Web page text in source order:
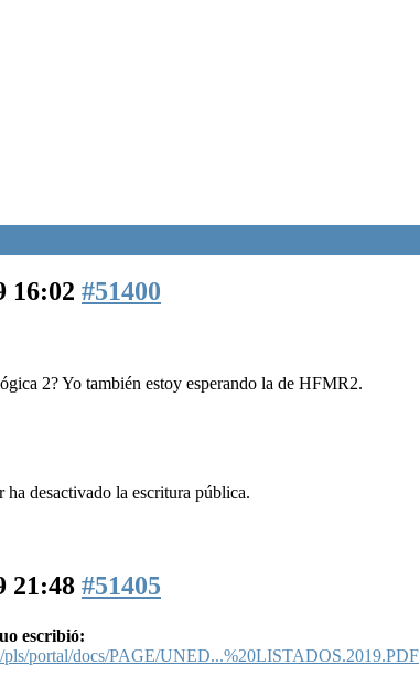
16:02 #51400
2? Yo también estoy esperando la de HFMR2.
ha desactivado la escritura pública.
21:48 #51405
escribió:
pls/portal/docs/PAGE/UNED...%20LISTADOS.2019.PDF